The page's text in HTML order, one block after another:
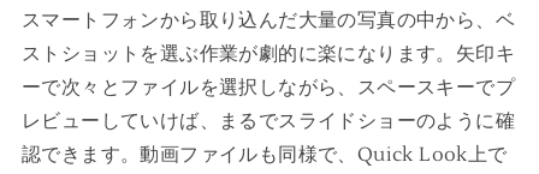
スマートフォンから取り込んだ大量の写真の中から、ベ
ストショットを選ぶ作業が劇的に楽になります。矢印キ
ーで次々とファイルを選択しながら、スペースキーでプ
レビューしていけば、まるでスライドショーのように確
認できます。動画ファイルも同様で、Quick Look上で